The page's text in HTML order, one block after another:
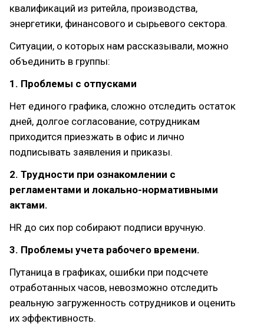
квалификаций из ритейла, производства,
энергетики, финансового и сырьевого сектора.
Ситуации, о которых нам рассказывали, можно
объединить в группы:
1. Проблемы с отпусками
Нет единого графика, сложно отследить остаток
дней, долгое согласование, сотрудникам
приходится приезжать в офис и лично
подписывать заявления и приказы.
2. Трудности при ознакомлении с
регламентами и локально-нормативными
актами.
HR до сих пор собирают подписи вручную.
3. Проблемы учета рабочего времени.
Путаница в графиках, ошибки при подсчете
отработанных часов, невозможно отследить
реальную загруженность сотрудников и оценить
их эффективность.